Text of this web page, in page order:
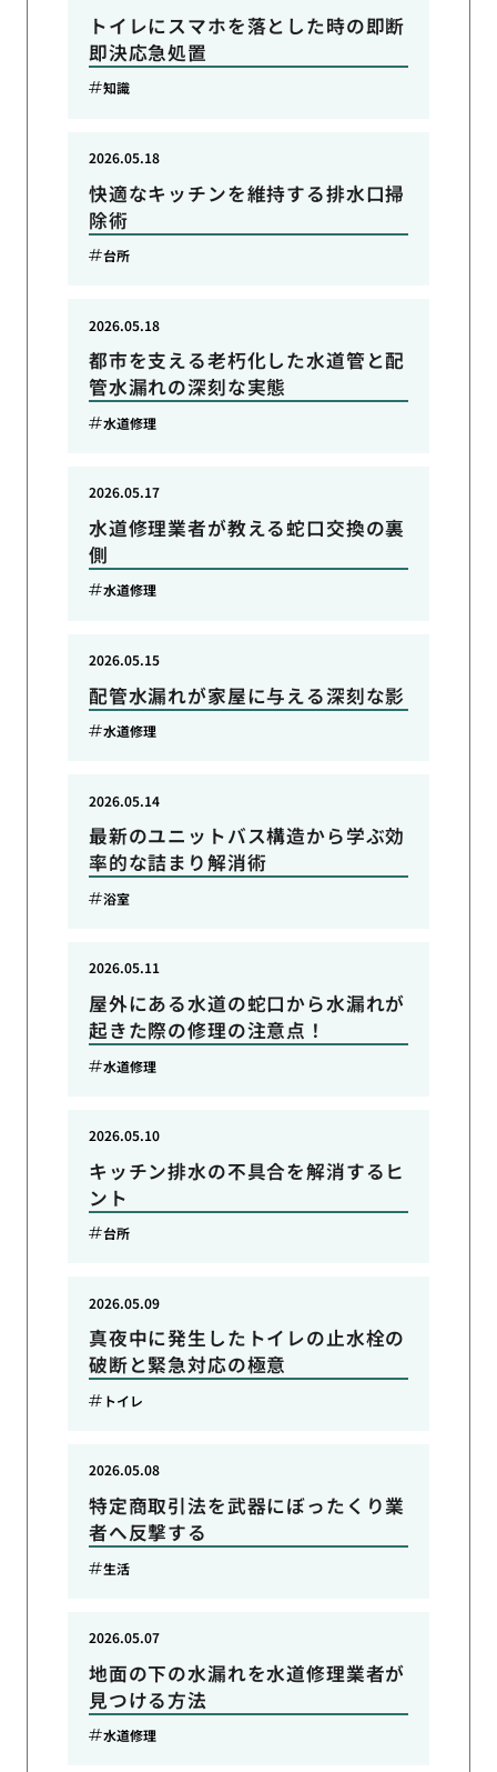
トイレにスマホを落とした時の即断
即決応急処置
知識
快適なキッチンを維持する排水口掃
除術
2026.05.18
台所
都市を支える老朽化した水道管と配
管水漏れの深刻な実態
2026.05.18
水道修理
水道修理業者が教える蛇口交換の裏
側
2026.05.17
水道修理
配管水漏れが家屋に与える深刻な影
2026.05.15
水道修理
最新のユニットバス構造から学ぶ効
率的な詰まり解消術
2026.05.14
浴室
屋外にある水道の蛇口から水漏れが
起きた際の修理の注意点！
2026.05.11
水道修理
キッチン排水の不具合を解消するヒ
ント
2026.05.10
台所
真夜中に発生したトイレの止水栓の
破断と緊急対応の極意
2026.05.09
トイレ
特定商取引法を武器にぼったくり業
者へ反撃する
2026.05.08
生活
地面の下の水漏れを水道修理業者が
見つける方法
2026.05.07
水道修理